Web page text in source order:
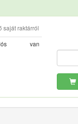
saját raktárról
van